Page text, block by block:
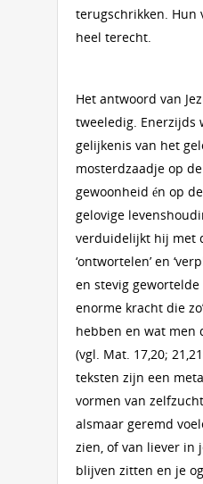
terugschrikken. Hun
heel terecht.
Het antwoord van
tweeledig. Enerzijds
gelijkenis van het
mosterdzaadje op
gewoonheid én op
gelovige
verduidelijkt hij met
‘ontwortelen’ en
en stevig
enorme kracht die
hebben en wat men
(vgl. Mat. 17,20;
teksten zijn een
vormen van
alsmaar geremd
zien, of van liever in
blijven zitten en je